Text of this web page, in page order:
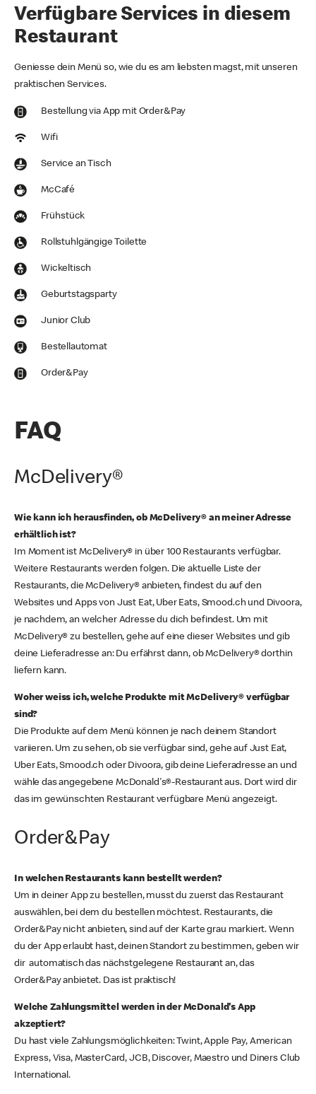
Verfügbare Services in diesem
Restaurant
Geniesse dein Menü so, wie du es am liebsten magst, mit unseren
praktischen Services.
Bestellung via App mit Order&Pay
Wifi
Service an Tisch
McCafé
Frühstück
Rollstuhlgängige Toilette
Wickeltisch
Geburtstagsparty
Junior Club
Bestellautomat
Order&Pay
FAQ
McDelivery®
Wie kann ich herausfinden, ob McDelivery® an meiner Adresse
erhältlich ist?
Im Moment ist McDelivery® in über 100 Restaurants verfügbar.
Weitere Restaurants werden folgen. Die aktuelle Liste der
Restaurants, die McDelivery® anbieten, findest du auf den
Websites und Apps von Just Eat, Uber Eats, Smood.ch und Divoora,
je nachdem, an welcher Adresse du dich befindest. Um mit
McDelivery® zu bestellen, gehe auf eine dieser Websites und gib
deine Lieferadresse an: Du erfährst dann, ob McDelivery® dorthin
liefern kann.
Woher weiss ich, welche Produkte mit McDelivery® verfügbar
sind?
Die Produkte auf dem Menü können je nach deinem Standort
variieren. Um zu sehen, ob sie verfügbar sind, gehe auf Just Eat,
Uber Eats, Smood.ch oder Divoora, gib deine Lieferadresse an und
wähle das angegebene McDonald's®-Restaurant aus. Dort wird dir
das im gewünschten Restaurant verfügbare Menü angezeigt.
Order&Pay
In welchen Restaurants kann bestellt werden?
Um in deiner App zu bestellen, musst du zuerst das Restaurant
auswählen, bei dem du bestellen möchtest. Restaurants, die
Order&Pay nicht anbieten, sind auf der Karte grau markiert. Wenn
du der App erlaubt hast, deinen Standort zu bestimmen, geben wir
dir automatisch das nächstgelegene Restaurant an, das
Order&Pay anbietet. Das ist praktisch!
Welche Zahlungsmittel werden in der McDonald's App
akzeptiert?
Du hast viele Zahlungsmöglichkeiten: Twint, Apple Pay, American
Express, Visa, MasterCard, JCB, Discover, Maestro und Diners Club
International.